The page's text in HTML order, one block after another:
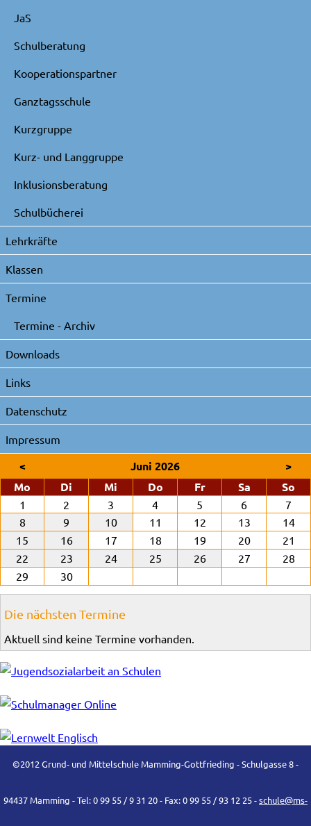
JaS
Schulberatung
Kooperationspartner
Ganztagsschule
Kurzgruppe
Kurz- und Langgruppe
Inklusionsberatung
Schulbücherei
Lehrkräfte
Klassen
Termine
Termine - Archiv
Downloads
Links
Datenschutz
Impressum
< Juni 2026
>
Mo
Di enstagMi ttwochDonnerstag
Freitag SamstagSo
1 2 3 4 5 6
7
8
9 10 11 12 13
14
15
16 17 18 19 20
21
22
23 24 25 26 27
28
29
30
Die nächsten Termine
Aktuell sind keine Termine vorhanden.
©2012 Grund- und Mittelschule Mamming-Gottfrieding - Schulgasse 8 -
94437 Mamming - Tel: 0 99 55 / 9 31 20 - Fax: 0 99 55 / 93 12 25 -schule@ms-